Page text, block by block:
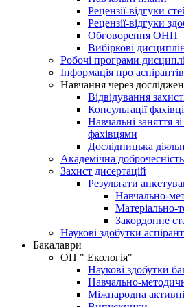
Рецензії-відгуки
Рецензії-відгуки
Обговорення ОНП
Вибіркові
Робочі програми
Інформація про аспірантів
Навчання через
Відвідування
Консультації
Навчальні заняття
фахівцями
Дослідницька
Академічна доброчесність
Захист дисертацій
Результати
Навчально-
Матеріально-
Закордонне
Наукові здобутки
Бакалаври
ОП " Екологія"
Наукові здобутки
Навчально-
Міжнародна